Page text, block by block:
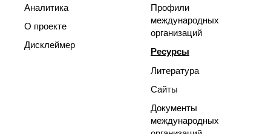
Аналитика
О проекте
Дисклеймер
Профили
международных
организаций
Ресурсы
Литература
Сайты
Документы
международных